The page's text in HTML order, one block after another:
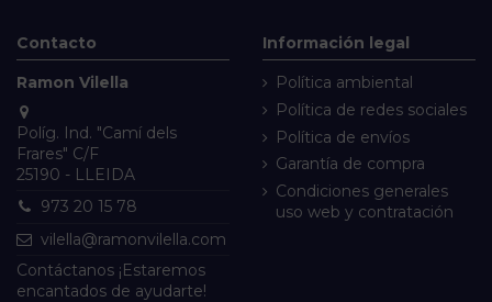
Contacto
Ramon Vilella
Políg. Ind. "Camí dels
Frares" C/F
25190 - LLEIDA
973 20 15 78
vilella@ramonvilella.com
Contáctanos ¡Estaremos
encantados de ayudarte!
Información legal
Política ambiental
Política de redes sociales
Política de envíos
Garantía de compra
Condiciones generales
uso web y contratación